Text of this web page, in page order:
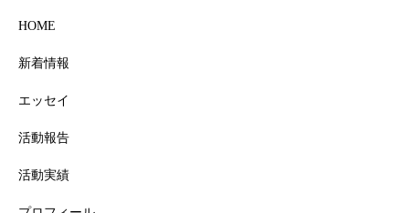
HOME
新着情報
エッセイ
活動報告
活動実績